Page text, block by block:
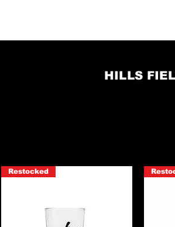
HILLS
Restocked